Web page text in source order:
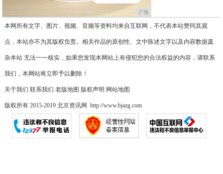
广告
本网所有文字、图片、视频、音频等资料均来自互联网，不代表本站赞同其观
点，本站亦不为其版权负责。相关作品的原创性、文中陈述文字以及内容数据庞
杂本站 无法一一核实，如果您发现本网站上有侵犯您的合法权益的内容，请联系
我们，本网站将立即予以删除！
关于我们 联系我们 老版地图 版权声明 网站地图
版权所有 2015-2019 北京资讯网 http://www.bjazg.com